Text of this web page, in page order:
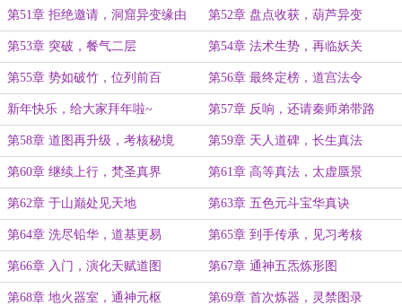
第51章 拒绝邀请，洞窟异变缘由 第52章 盘点收获，葫芦异变
第53章 突破，餐气二层 第54章 法术生势，再临妖关
第55章 势如破竹，位列前百 第56章 最终定榜，道宫法令
新年快乐，给大家拜年啦~ 第57章 反响，还请秦师弟带路
第58章 道图再升级，考核秘境 第59章 天人道碑，长生真法
第60章 继续上行，梵圣真界 第61章 高等真法，太虚蜃景
第62章 于山巅处见天地 第63章 五色元斗宝华真诀
第64章 洗尽铅华，道基更易 第65章 到手传承，见习考核
第66章 入门，演化天赋道图 第67章 通神五炁炼形图
第68章 地火器室，通神元枢 第69章 首次炼器，灵禁图录